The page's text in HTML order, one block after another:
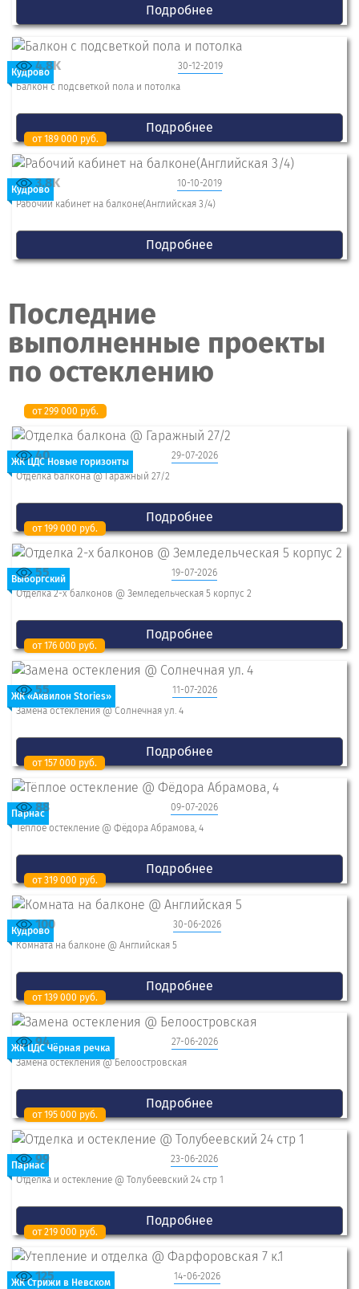
Подробнее
Кудрово
30-12-2019
4.8K
Балкон с подсветкой пола и потолка
Подробнее
Кудрово
от 189 000 руб.
10-10-2019
3.8K
Рабочий кабинет на балконе(Английская 3/4)
Подробнее
Последние
выполненные проекты
по остеклению
ЖК ЦДС Новые горизонты
от 299 000 руб.
29-07-2026
40
Отделка балкона @ Гаражный 27/2
Подробнее
Выборгский
от 199 000 руб.
19-07-2026
55
Отделка 2-x балконов @ Земледельческая 5 корпус 2
Подробнее
ЖК «Аквилон Stories»
от 176 000 руб.
11-07-2026
55
Замена остекления @ Солнечная ул. 4
Подробнее
Парнас
от 157 000 руб.
09-07-2026
88
Тёплое остекление @ Фёдора Абрамова, 4
Подробнее
Кудрово
от 319 000 руб.
30-06-2026
100
Комната на балконе @ Английская 5
Подробнее
ЖК ЦДС Чёрная речка
от 139 000 руб.
27-06-2026
94
Замена остекления @ Белоостровская
Подробнее
Парнас
от 195 000 руб.
23-06-2026
99
Отделка и остекление @ Толубеевский 24 стр 1
Подробнее
ЖК Стрижи в Невском
от 219 000 руб.
14-06-2026
125